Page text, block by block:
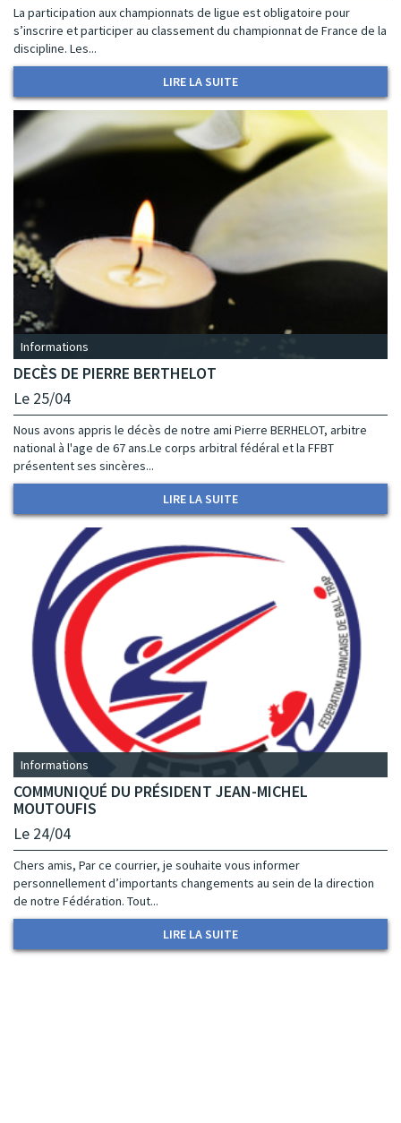
La participation aux championnats de ligue est obligatoire pour
s’inscrire et participer au classement du championnat de France de la
discipline. Les...
LIRE LA SUITE
Informations
DECÈS DE PIERRE BERTHELOT
Le 25/04
Nous avons appris le décès de notre ami Pierre BERHELOT, arbitre
national à l'age de 67 ans.Le corps arbitral fédéral et la FFBT
présentent ses sincères...
LIRE LA SUITE
Informations
COMMUNIQUÉ DU PRÉSIDENT JEAN-MICHEL
MOUTOUFIS
Le 24/04
Chers amis, Par ce courrier, je souhaite vous informer
personnellement d’importants changements au sein de la direction
de notre Fédération. Tout...
LIRE LA SUITE